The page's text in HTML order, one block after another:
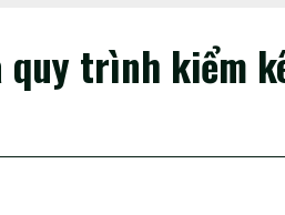
quy trình kiểm